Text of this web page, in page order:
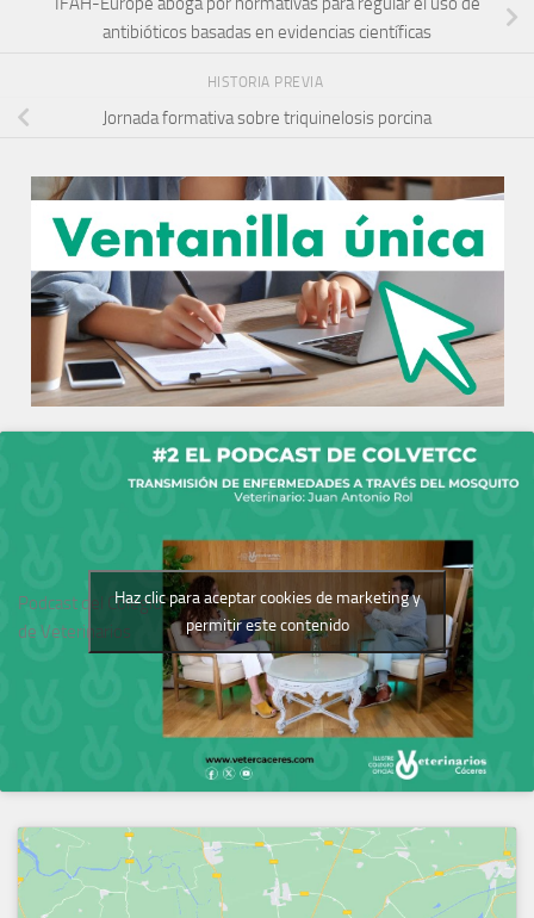
antibióticos basadas en evidencias científicas
HISTORIA PREVIA
Jornada formativa sobre triquinelosis porcina
Podcast del Colegio
de Veterinarios
Haz clic para aceptar cookies de marketing y
permitir este contenido